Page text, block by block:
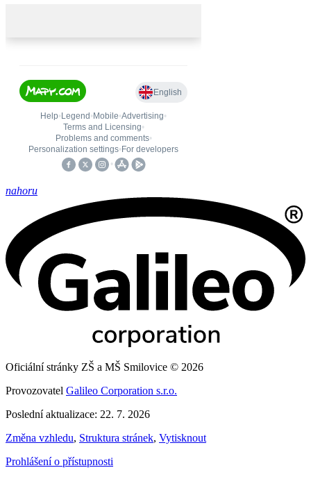
nahoru
Oficiální stránky ZŠ a MŠ Smilovice © 2026
Provozovatel Galileo Corporation s.r.o.
Poslední aktualizace: 22. 7. 2026
Změna vzhledu, Struktura stránek, Vytisknout
Prohlášení o přístupnosti